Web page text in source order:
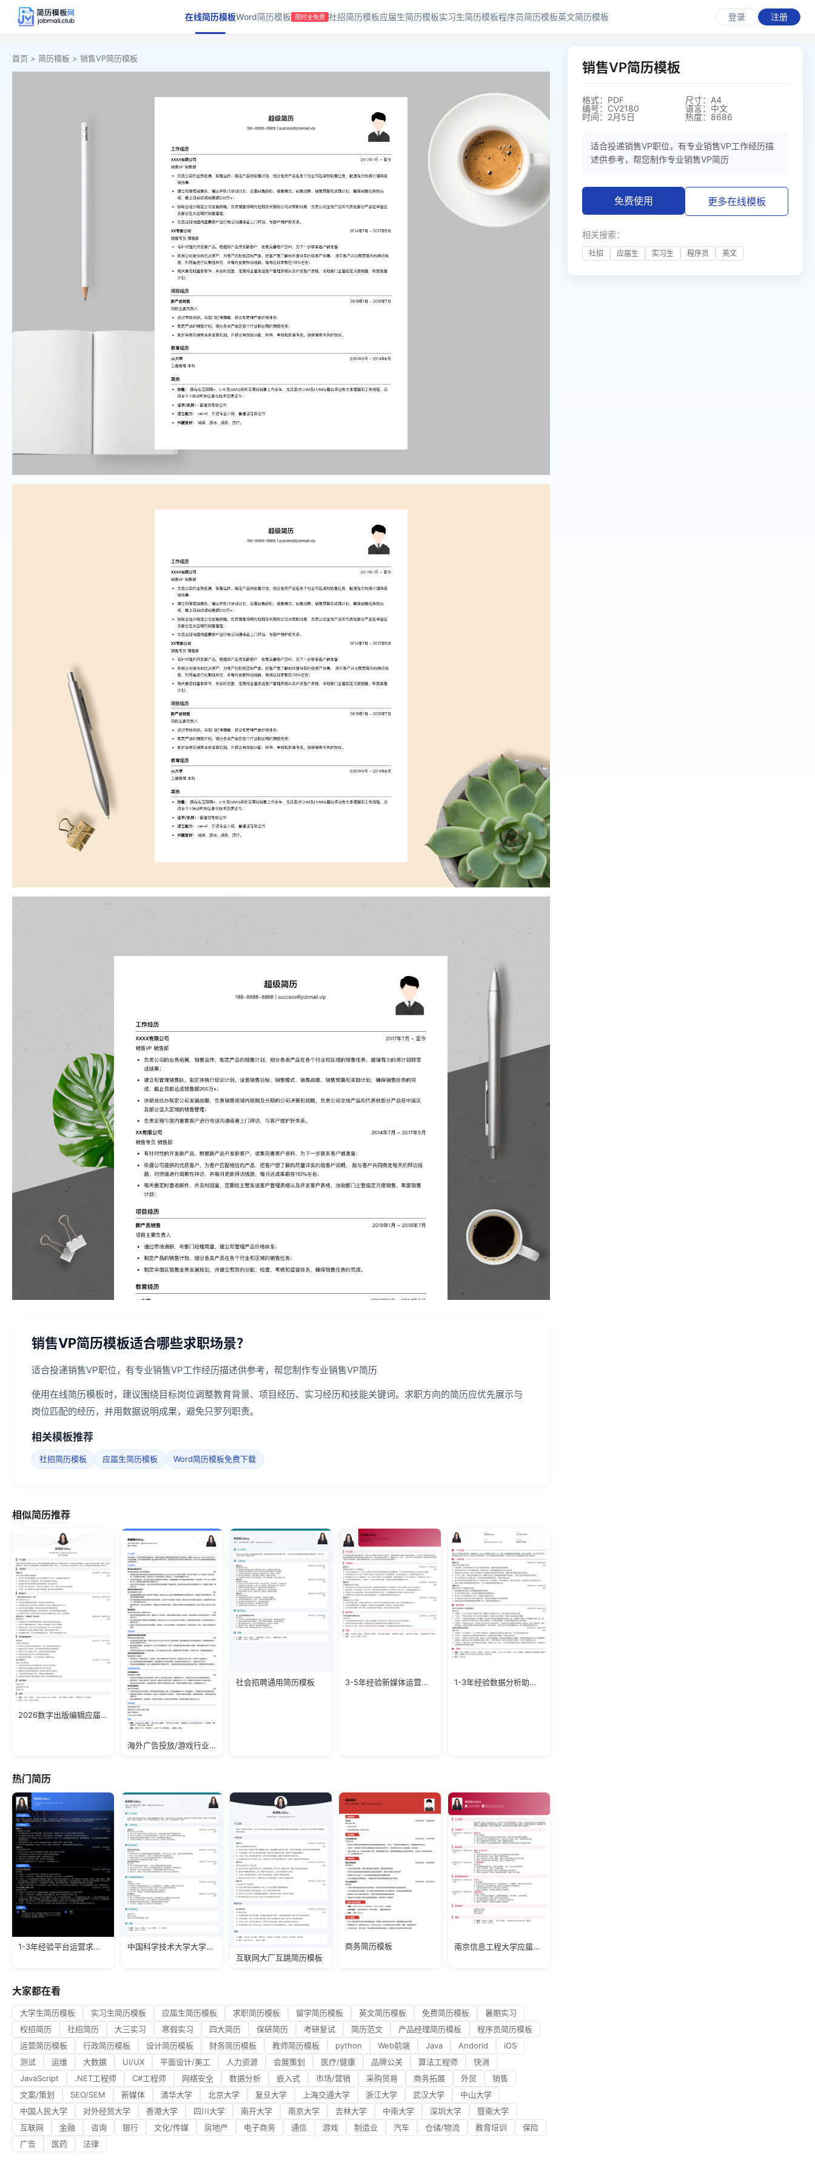
在线简历模板Word简历模板 限时全免费 社招简历模板应届生简历模板实习生简历模板程序员简历模板英文简历模板 登录 注册
首页 > 简历模板 > 销售VP简历模板
销售VP简历模板适合哪些求职场景？
适合投递销售VP职位，有专业销售VP工作经历描述供参考，帮您制作专业销售VP简历
使用在线简历模板时，建议围绕目标岗位调整教育背景、项目经历、实习经历和技能关键词。求职方向的简历应优先展示与
岗位匹配的经历，并用数据说明成果，避免只罗列职责。
相关模板推荐
社招简历模板 应届生简历模板 Word简历模板免费下载
相似简历推荐
2026数字出版编辑应届生简历模板
海外广告投放/游戏行业/应届生简历模板
社会招聘通用简历模板 3-5年经验新媒体运营负责人简历模板 1-3年经验数据分析助理求职模板
热门简历
1-3年经验平台运营求职简历
中国科学技术大学大学生简历模板
互联网大厂互跳简历模板
商务简历模板 南京信息工程大学应届生简历模板
大家都在看
大学生简历模板 实习生简历模板 应届生简历模板 求职简历模板 留学简历模板 英文简历模板 免费简历模板
暑期实习
校招简历
社招简历 大三实习 寒假实习 四大简历 保研简历 考研复试 简历范文 产品经理简历模板
程序员简历模板
运营简历模板
行政简历模板 设计简历模板 财务简历模板 教师简历模板 python Web前端 Java Andorid
iOS
测试
运维 大数据 UI/UX 平面设计/美工 人力资源 会展策划 医疗/健康 品牌公关 算法工程师
快消
JavaScript
.NET工程师 C#工程师 网络安全 数据分析 嵌入式 市场/营销 采购贸易 商务拓展 外贸
销售
文案/策划
SEO/SEM 新媒体 清华大学 北京大学 复旦大学 上海交通大学 浙江大学 武汉大学
中山大学
中国人民大学
对外经贸大学 香港大学 四川大学 南开大学 南京大学 吉林大学 中南大学 深圳大学
暨南大学
互联网
金融 咨询 银行 文化/传媒 房地产 电子商务 通信 游戏 制造业 汽车 仓储/物流 教育培训
保险
广告
医药 法律
销售VP简历模板
格式：PDF
尺寸：A4
编号：CV2180
语言：中文
时间：2月5日
热度：8686
适合投递销售VP职位，有专业销售VP工作经历描
述供参考，帮您制作专业销售VP简历
免费使用 更多在线模板
相关搜索：
社招 应届生 实习生 程序员 英文